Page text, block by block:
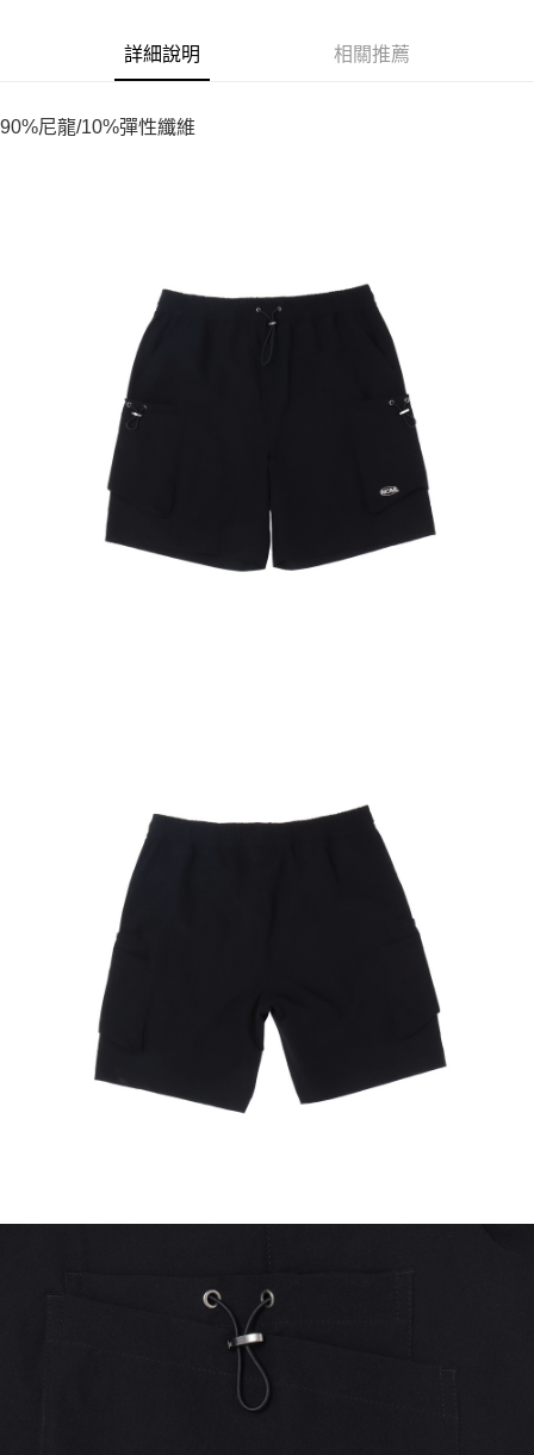
詳細說明 相關推薦
90%尼龍/10%彈性纖維